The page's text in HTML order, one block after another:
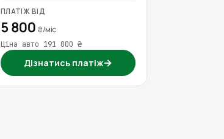
ПЛАТІЖ ВІД
5 800 ₴/міс
Ціна авто 191 000 ₴
Дізнатись платіж→